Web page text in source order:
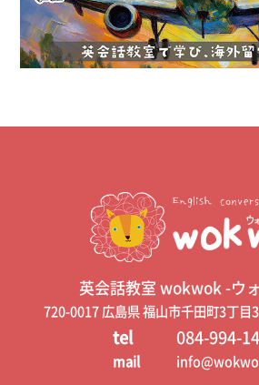
英会話教室 wokwok -ウ
720-0017 広島県 福山市千田町3丁
tel 084-994-
mail